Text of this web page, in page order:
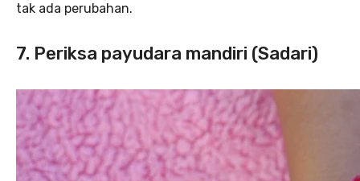
tak ada perubahan.
7. Periksa payudara mandiri (Sadari)